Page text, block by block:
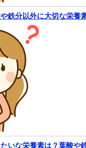
鉄分以外に大切な栄養
いな栄養素は？葉酸や